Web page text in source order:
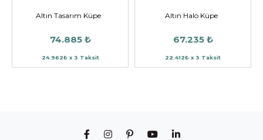
Altın Tasarım Küpe
74.885 ₺
24.962₺ x 3 Taksit
Altın Halo Küpe
67.235 ₺
22.412₺ x 3 Taksit